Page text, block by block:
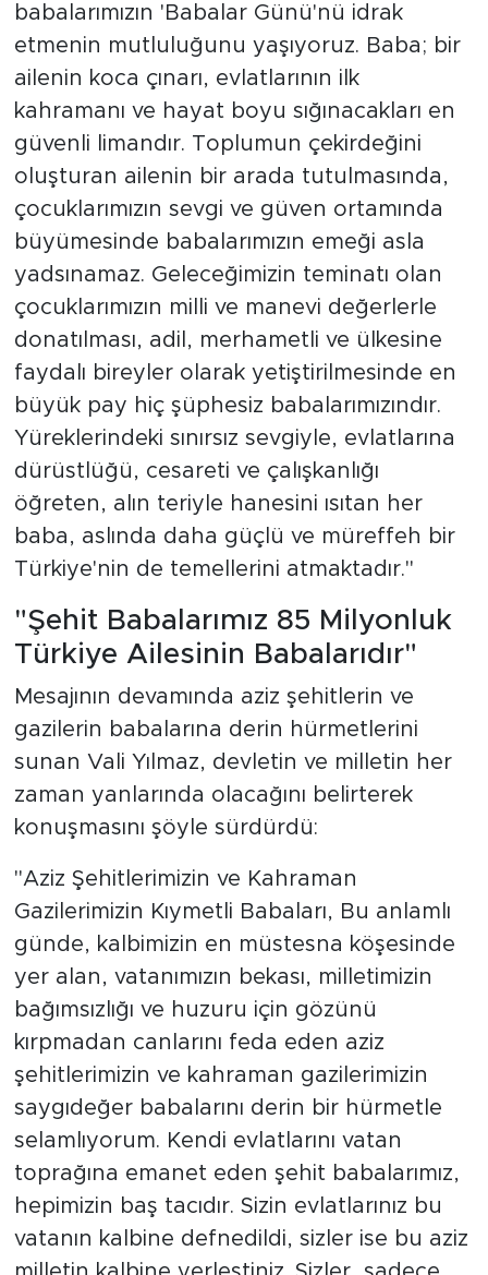
babalarımızın 'Babalar Günü'nü idrak
etmenin mutluluğunu yaşıyoruz. Baba; bir
ailenin koca çınarı, evlatlarının ilk
kahramanı ve hayat boyu sığınacakları en
güvenli limandır. Toplumun çekirdeğini
oluşturan ailenin bir arada tutulmasında,
çocuklarımızın sevgi ve güven ortamında
büyümesinde babalarımızın emeği asla
yadsınamaz. Geleceğimizin teminatı olan
çocuklarımızın milli ve manevi değerlerle
donatılması, adil, merhametli ve ülkesine
faydalı bireyler olarak yetiştirilmesinde en
büyük pay hiç şüphesiz babalarımızındır.
Yüreklerindeki sınırsız sevgiyle, evlatlarına
dürüstlüğü, cesareti ve çalışkanlığı
öğreten, alın teriyle hanesini ısıtan her
baba, aslında daha güçlü ve müreffeh bir
Türkiye'nin de temellerini atmaktadır."
"Şehit Babalarımız 85 Milyonluk
Türkiye Ailesinin Babalarıdır"
Mesajının devamında aziz şehitlerin ve
gazilerin babalarına derin hürmetlerini
sunan Vali Yılmaz, devletin ve milletin her
zaman yanlarında olacağını belirterek
konuşmasını şöyle sürdürdü:
"Aziz Şehitlerimizin ve Kahraman
Gazilerimizin Kıymetli Babaları, Bu anlamlı
günde, kalbimizin en müstesna köşesinde
yer alan, vatanımızın bekası, milletimizin
bağımsızlığı ve huzuru için gözünü
kırpmadan canlarını feda eden aziz
şehitlerimizin ve kahraman gazilerimizin
saygıdeğer babalarını derin bir hürmetle
selamlıyorum. Kendi evlatlarını vatan
toprağına emanet eden şehit babalarımız,
hepimizin baş tacıdır. Sizin evlatlarınız bu
vatanın kalbine defnedildi, sizler ise bu aziz